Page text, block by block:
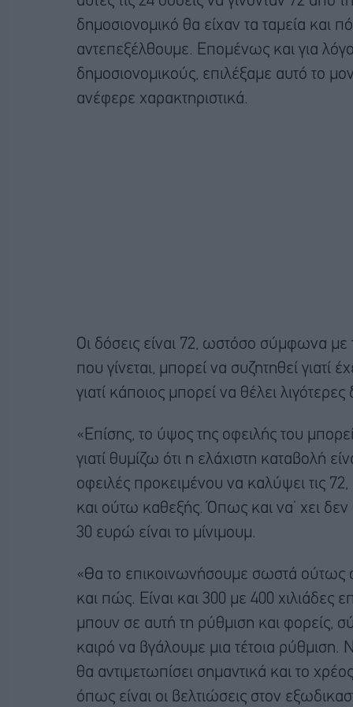
δημοσιονομικό θα είχαν τα ταμεία
αντεπεξέλθουμε. Επομένως και για
δημοσιονομικούς, επιλέξαμε αυτό το
ανέφερε χαρακτηριστικά.
Οι δόσεις είναι 72, ωστόσο σύμφωνα με
που γίνεται, μπορεί να συζητηθεί γιατί
γιατί κάποιος μπορεί να θέλει λιγότερες
«Επίσης, το ύψος της οφειλής του
γιατί θυμίζω ότι η ελάχιστη καταβολή
οφειλές προκειμένου να καλύψει τις
και ούτω καθεξής. Όπως και να’ χει
30 ευρώ είναι το μίνιμουμ.
«Θα το επικοινωνήσουμε σωστά ούτως
και πώς. Είναι και 300 με 400 χιλιάδες
μπουν σε αυτή τη ρύθμιση και φορείς,
καιρό να βγάλουμε μια τέτοια
θα αντιμετωπίσει σημαντικά και το
όπως είναι οι βελτιώσεις στον